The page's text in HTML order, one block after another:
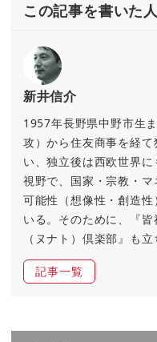
この記事を書いた人
新井信介
1957年長野県中野市生
攻）から住友商事を経
い、独立後は西欧世界
視野で、国家・宗教・
可能性（想像性・創造
いる。そのために、『
（ヌナト）倶楽部』も
記事一覧